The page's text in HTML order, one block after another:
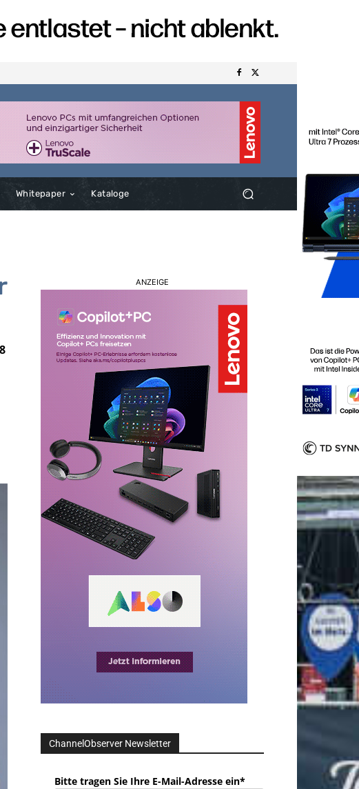
Whitepaper Kataloge
ANZEIGE
ChannelObserver Newsletter
Bitte tragen Sie Ihre E-Mail-Adresse ein*